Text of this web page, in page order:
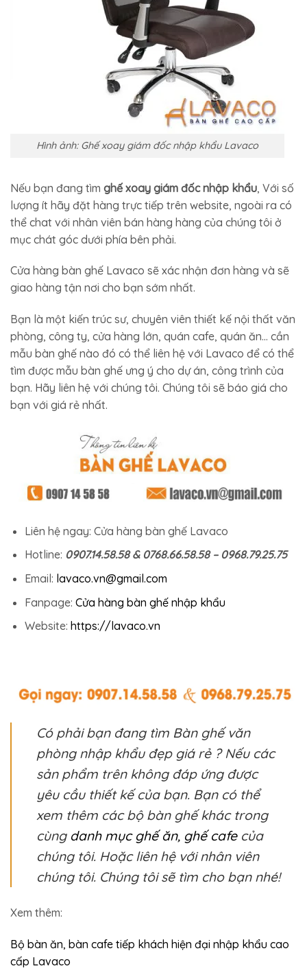
Hình ảnh: Ghế xoay giám đốc nhập khẩu Lavaco
Nếu bạn đang tìm ghế xoay giám đốc nhập khẩu, Với số
lượng ít hãy đặt hàng trực tiếp trên website, ngoài ra có
thể chat với nhân viên bán hàng hàng của chúng tôi ở
mục chát góc dưới phía bên phải.
Cửa hàng bàn ghế Lavaco sẽ xác nhận đơn hàng và sẽ
giao hàng tận nơi cho bạn sớm nhất.
Bạn là một kiến trúc sư, chuyên viên thiết kế nội thất văn
phòng, công ty, cửa hàng lớn, quán cafe, quán ăn… cần
mẫu bàn ghế nào đó có thể liên hệ với Lavaco để có thể
tìm được mẫu bàn ghế ưng ý cho dự án, công trình của
bạn. Hãy liên hệ với chúng tôi. Chúng tôi sẽ báo giá cho
bạn với giá rẻ nhất.
Liên hệ ngay: Cửa hàng bàn ghế Lavaco
Hotline: 0907.14.58.58 & 0768.66.58.58 – 0968.79.25.75
Email: lavaco.vn@gmail.com
Fanpage: Cửa hàng bàn ghế nhập khẩu
Website: https://lavaco.vn
Có phải bạn đang tìm Bàn ghế văn
phòng nhập khẩu đẹp giá rẻ ? Nếu các
sản phẩm trên không đáp ứng được
yêu cầu thiết kế của bạn. Bạn có thể
xem thêm các bộ bàn ghế khác trong
cùng danh mục ghế ăn, ghế cafecủa
chúng tôi. Hoặc liên hệ với nhân viên
chúng tôi. Chúng tôi sẽ tìm cho bạn nhé!
Xem thêm:
Bộ bàn ăn, bàn cafe tiếp khách hiện đại nhập khẩu cao
cấp Lavaco